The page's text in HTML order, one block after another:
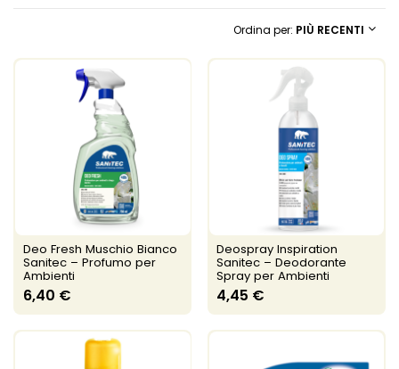
Ordina per: PIÙ RECENTI
Deo Fresh Muschio Bianco
Sanitec – Profumo per
Ambienti
6,40 €
Deospray Inspiration
Sanitec – Deodorante
Spray per Ambienti
4,45 €